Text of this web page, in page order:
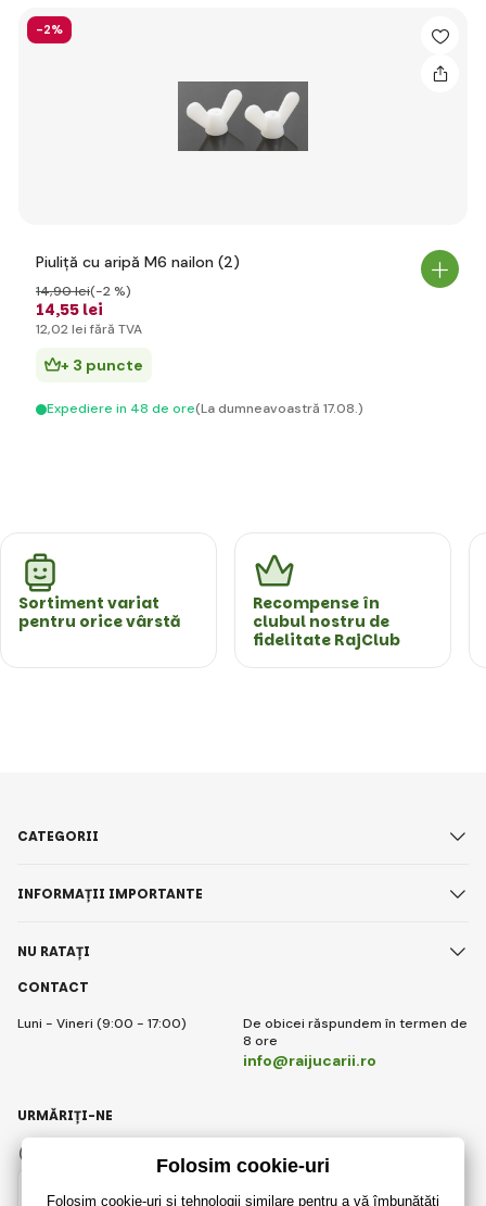
-2%
Piuliță cu aripă M6 nailon (2)
14,55 lei
14,90 lei(-2 %)
12,02 lei fără TVA
+ 3 puncte
Expediere in 48 de ore(La dumneavoastră 17.08.)
Sortiment variat
pentru orice vârstă
Recompense în
clubul nostru de
fidelitate RajClub
CONTACT
Luni - Vineri (9:00 - 17:00)
De obicei răspundem în termen de
8 ore
info@raijucarii.ro
CATEGORII
INFORMAȚII IMPORTANTE
NU RATAȚI
Romanian
URMĂRIȚI-NE
Instagram